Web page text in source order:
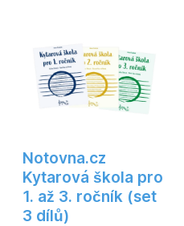
Notovna.cz
Kytarová škola pro
1. až 3. ročník (set
3 dílů)